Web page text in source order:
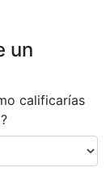
un
calificarías